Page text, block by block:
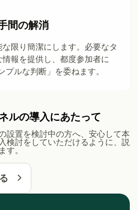
間の解消
限り簡潔にします。必要なタ
報を提供し、都度参加者に
プルな判断」を委ねます。
ルの導入にあたって
設置を検討中の方へ、安心して本
検討をしていただけるように、説
。